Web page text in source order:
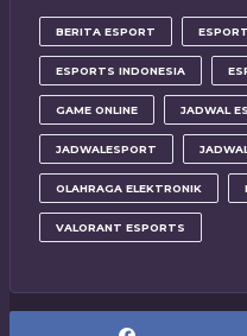
BERITA ESPORT ESPORT
ESPORTS INDONESIA
GAME ONLINE JADWAL
JADWALESPORT
OLAHRAGA ELEKTRONIK
VALORANT ESPORTS